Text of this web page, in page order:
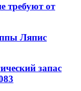
требуют от
Ляпис
запас